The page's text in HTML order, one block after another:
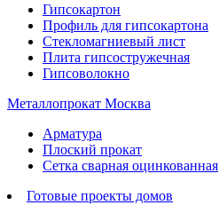
Гипсокартон
Профиль для гипсокартона
Стекломагниевый лист
Плита гипсостружечная
Гипсоволокно
Металлопрокат Москва
Арматура
Плоский прокат
Сетка сварная оцинкованная
Готовые проекты домов